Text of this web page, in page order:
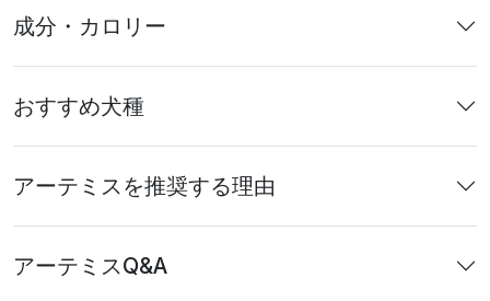
成分・カロリー
おすすめ犬種
アーテミスを推奨する理由
アーテミスQ&A